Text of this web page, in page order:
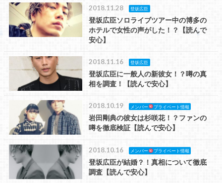
2018.11.28 登坂広臣
登坂広臣ソロライブツアー中の博多の
ホテルで女性の声がした！？【読んで
安心】
2018.11.16 登坂広臣
登坂広臣に一般人の新彼女！？噂の真
相を調査！【読んで安心】
2018.10.19 メンバー プライベート情報
岩田剛典の彼女は杉咲花！？ファンの
噂を徹底検証【読んで安心】
2018.10.16 メンバー プライベート情報
登坂広臣が結婚？！真相について徹底
調査【読んで安心】